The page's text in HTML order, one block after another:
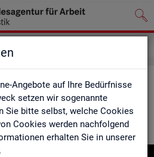
Angebote auf Ihre Bedürfnisse
setzen wir sogenannte
Sie bitte selbst, welche Cookies
Cookies werden nachfolgend
erhalten Sie in unserer
.
Ge­bär­den­spra­che
in Deut­scher Ge­bär­